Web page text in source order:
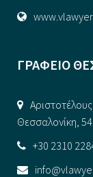
ΓΡΑΦΕΙΟ
Θεσσαλονίκη,
+30 2310